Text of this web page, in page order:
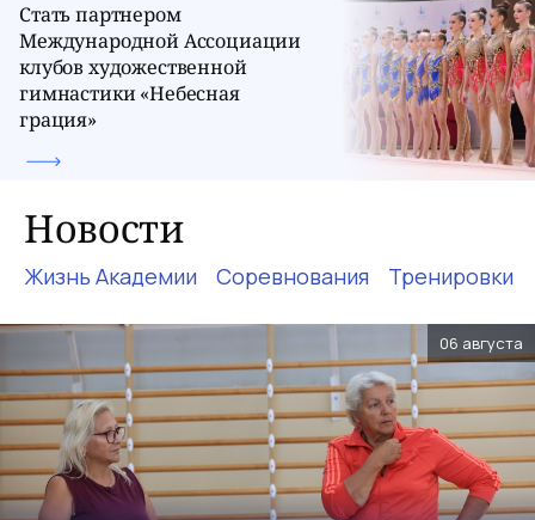
Стать партнером
Международной Ассоциации
клубов художественной
гимнастики «Небесная
грация»
Новости
Жизнь Академии Соревнования Тренировки
06 августа